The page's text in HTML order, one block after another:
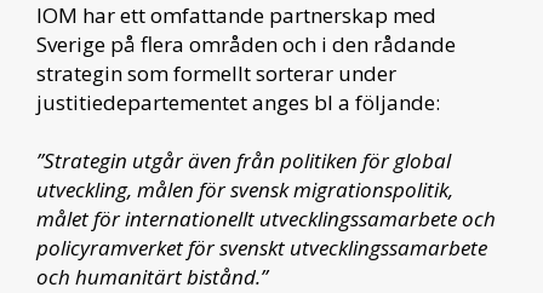
IOM har ett omfattande partnerskap med
Sverige på flera områden och i den rådande
strategin som formellt sorterar under
justitiedepartementet anges bl a följande:
”Strategin utgår även från politiken för global
utveckling, målen för svensk migrationspolitik,
målet för internationellt utvecklingssamarbete och
policyramverket för svenskt utvecklingssamarbete
och humanitärt bistånd.”